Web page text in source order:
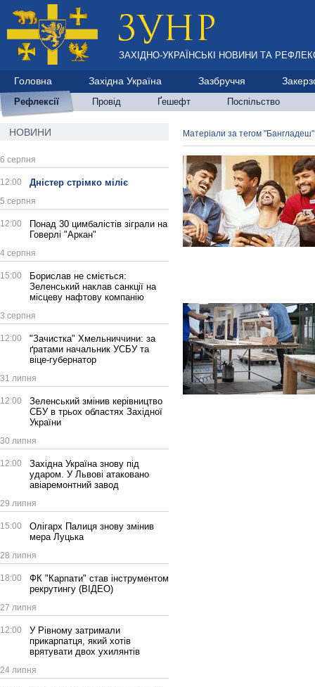
ЗАХІДНО-УКРАЇНСЬКІ НОВИНИ ТА
Головна Західна Україна Зазбруччя
Рефлексії Провід Ґешефт Поспільство
НОВИНИ
6 серпня
12:00 Дністер стрімко міліє
5 серпня
12:00
Понад 30 цимбалістів зіграли на
Говерлі "Аркан"
4 серпня
15:00
Борислав не сміється:
Зеленський наклав санкції на
місцеву нафтову компанію
3 серпня
12:00
"Зачистка" Хмельниччини: за
ґратами начальник УСБУ та
віце-губернатор
31 липня
12:00
Зеленський змінив керівництво
СБУ в трьох областях Західної
України
30 липня
12:00
Західна Україна знову під
ударом. У Львові атаковано
авіаремонтний завод
29 липня
15:00
Олігарх Палиця знову змінив
мера Луцька
28 липня
18:00
ФК "Карпати" став інструментом
рекрутингу (ВІДЕО)
27 липня
12:00
У Рівному затримали
прикарпатця, який хотів
врятувати двох ухилянтів
24 липня
Матеріали за тегом "Бангладеш"